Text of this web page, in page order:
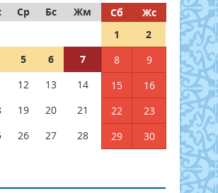
Ср Бс Жм Сб
Жс
1
2
5 6 7 8
9
12 13 14 15
16
19 20 21 22
23
26 27 28 29
30